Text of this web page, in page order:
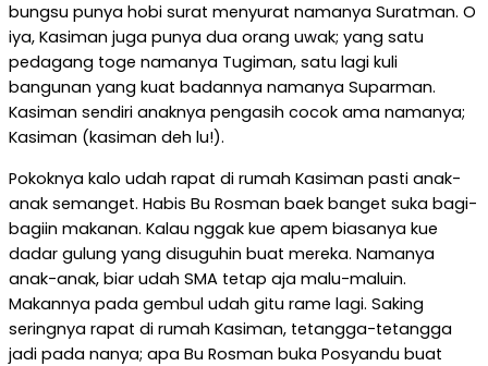
bungsu punya hobi surat menyurat namanya Suratman. O
iya, Kasiman juga punya dua orang uwak; yang satu
pedagang toge namanya Tugiman, satu lagi kuli
bangunan yang kuat badannya namanya Suparman.
Kasiman sendiri anaknya pengasih cocok ama namanya;
Kasiman (kasiman deh lu!).
Pokoknya kalo udah rapat di rumah Kasiman pasti anak-
anak semanget. Habis Bu Rosman baek banget suka bagi-
bagiin makanan. Kalau nggak kue apem biasanya kue
dadar gulung yang disuguhin buat mereka. Namanya
anak-anak, biar udah SMA tetap aja malu-maluin.
Makannya pada gembul udah gitu rame lagi. Saking
seringnya rapat di rumah Kasiman, tetangga-tetangga
jadi pada nanya; apa Bu Rosman buka Posyandu buat